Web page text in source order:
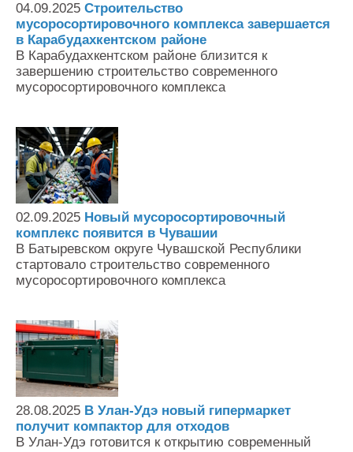
04.09.2025 Строительство
мусоросортировочного комплекса завершается
в Карабудахкентском районе
В Карабудахкентском районе близится к
завершению строительство современного
мусоросортировочного комплекса
02.09.2025 Новый мусоросортировочный
комплекс появится в Чувашии
В Батыревском округе Чувашской Республики
стартовало строительство современного
мусоросортировочного комплекса
28.08.2025 В Улан-Удэ новый гипермаркет
получит компактор для отходов
В Улан-Удэ готовится к открытию современный